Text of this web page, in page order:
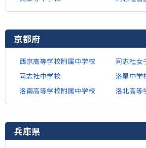
京都府
西京高等学校附属中学校
同志社女
同志社中学校
洛星中学
洛南高等学校附属中学校
洛北高等
兵庫県